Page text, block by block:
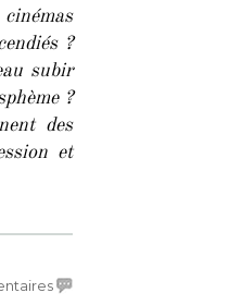
de
« l’oeuvre »
?
subir
?
des
et
de « l’oeuvre » »
sur